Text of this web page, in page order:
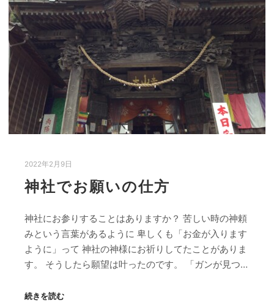
2022年2月9日
神社でお願いの仕方
神社にお参りすることはありますか？ 苦しい時の神頼
みという言葉があるように 卑しくも「お金が入ります
ように」って 神社の神様にお祈りしてたことがありま
す。 そうしたら願望は叶ったのです。 「ガンが見つ…
続きを読む